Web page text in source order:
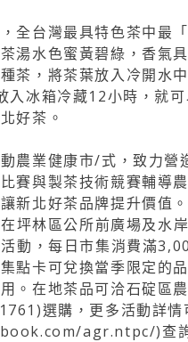
全台灣最具特色茶中最
湯水色蜜黃碧綠，香氣
茶，將茶葉放入冷開水
入冰箱冷藏12小時，就
好茶。
農業健康市/式，致力營
賽與製茶技術競賽輔導
新北好茶品牌提升價值
坪林區公所前廣場及水
動，每日市集消費滿
點卡可兌換當季限定的
。在地茶品可洽石碇
選購，更多活動詳情
agr.ntpc/)查